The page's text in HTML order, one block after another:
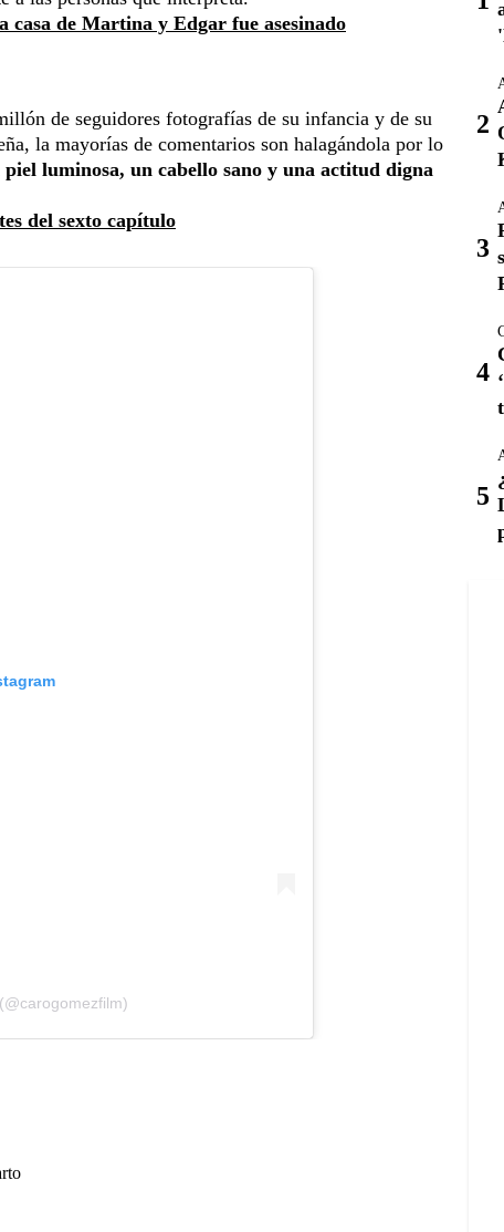
de Martina y Edgar fue asesinado
de seguidores fotografías de su infancia y de su
la mayorías de comentarios son halagándola por lo
luminosa, un cabello sano y una actitud digna
del sexto capítulo